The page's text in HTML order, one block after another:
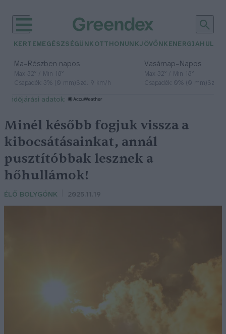
KERTEM EGÉSZSÉGÜNK OTTHONUNKJÖVŐNK ENERGIA
Ma– Részben napos
Max 32° / Min 18°
Csapadék: 3% (0 mm)Szél: 9 km/h
Vasárnap– Napos
Max 32° / Min 18°
Csapadék: 0% (0 mm)Szél:
időjárási adatok:
Minél később fogjuk vissza a
kibocsátásainkat, annál
pusztítóbbak lesznek a
hőhullámok!
ÉLŐ BOLYGÓNK 2025.11.19